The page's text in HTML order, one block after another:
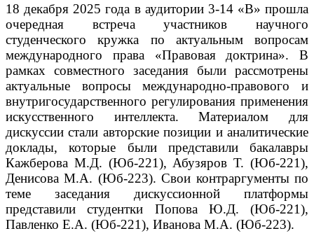
18 декабря 2025 года в аудитории 3-14 «В» прошла
очередная встреча участников научного
студенческого кружка по актуальным вопросам
международного права «Правовая доктрина». В
рамках совместного заседания были рассмотрены
актуальные вопросы международно-правового и
внутригосударственного регулирования применения
искусственного интеллекта. Материалом для
дискуссии стали авторские позиции и аналитические
доклады, которые были представили бакалавры
Кажберова М.Д. (Юб-221), Абузяров Т. (Юб-221),
Денисова М.А. (Юб-223). Свои контраргументы по
теме заседания дискуссионной платформы
представили студентки Попова Ю.Д. (Юб-221),
Павленко Е.А. (Юб-221), Иванова М.А. (Юб-223).